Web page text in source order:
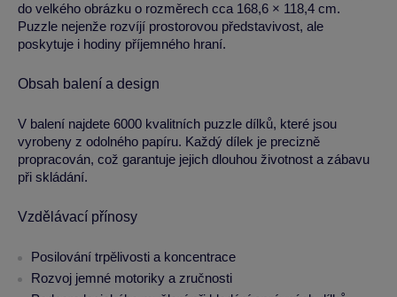
do velkého obrázku o rozměrech cca 168,6 × 118,4 cm.
Puzzle nejenže rozvíjí prostorovou představivost, ale
poskytuje i hodiny příjemného hraní.
Obsah balení a design
V balení najdete 6000 kvalitních puzzle dílků, které jsou
vyrobeny z odolného papíru. Každý dílek je precizně
propracován, což garantuje jejich dlouhou životnost a zábavu
při skládání.
Vzdělávací přínosy
Posilování trpělivosti a koncentrace
Rozvoj jemné motoriky a zručnosti